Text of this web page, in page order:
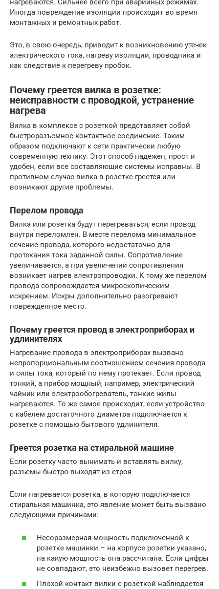
нагреваются. Сильнее всего при аварийных режимах.
Иногда повреждение изоляции происходит во время
монтажных и ремонтных работ.
Это, в свою очередь, приводит к возникновению утечек
электрического тока, нагреву изоляции, проводника и
как следствие к перегреву пробок.
Почему греется вилка в розетке:
неисправности с проводкой, устранение
нагрева
Вилка в комплексе с розеткой представляет собой
быстроразъемное контактное соединение. Таким
образом подключают к сети практически любую
современную технику. Этот способ надежен, прост и
удобен, если все составляющие системы исправны. В
противном случае вилка в розетке греется или
возникают другие проблемы.
Перелом провода
Вилка или розетка будут перегреваться, если провод
внутри переломлен. В месте перелома минимальное
сечение провода, которого недостаточно для
протекания тока заданной силы. Сопротивление
увеличивается, а при увеличении сопротивления
возникает нагрев электропроводки. К тому же перелом
провода сопровождается микроскопическим
искрением. Искры дополнительно разогревают
поврежденное место.
Почему греется провод в электроприборах и
удлинителях
Нагревание провода в электроприборах вызвано
непропорциональным соотношением сечения провода
и силы тока, который по нему протекает. Если провод
тонкий, а прибор мощный, например, электрический
чайник или электрообогреватель, тонкие жилы
нагреваются. То же самое происходит, если устройство
с кабелем достаточного диаметра подключается к
розетке с помощью бытового удлинителя.
Греется розетка на стиральной машине
Если розетку часто вынимать и вставлять вилку,
разъемы быстро выходят из строя
Если нагревается розетка, в которую подключается
стиральная машинка, это явление может быть вызвано
следующими причинами:
Несоразмерная мощность подключенной к
розетке машинки – на корпусе розетки указано,
на какую мощность она рассчитана. Если цифры
не совпадают, это неизбежно вызовет перегрев.
Плохой контакт вилки с розеткой наблюдается